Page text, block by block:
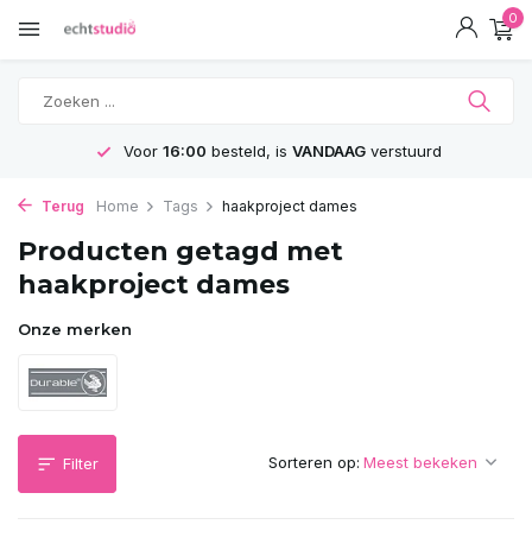
0
Voor 16:00 besteld, is VANDAAGverstuurd
Terug Home Tags haakproject dames
Producten getagd met
haakproject dames
Onze merken
Filter Sorteren op: